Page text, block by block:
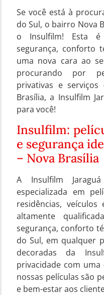
Se você está à
do Sul, o bairro Nova
o Insulfilm! Esta
segurança, conforto
uma nova cara ao
procurando por
privativas e
Brasília, a Insulfilm
para você!
Insulfilm:
e segurança
– Nova Brasília
A Insulfilm
especializada em
residências,
altamente
segurança, conforto
do Sul, em qualquer
decoradas da
privacidade com uma
nossas películas são
e bem-estar aos